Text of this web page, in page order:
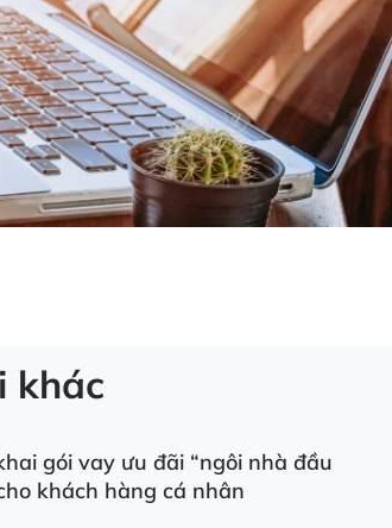
khác
gói vay ưu đãi “ngôi nhà đầu
khách hàng cá nhân